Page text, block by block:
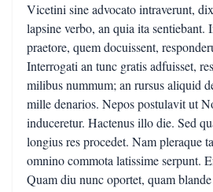
Vicetini sine advocato intraverunt,
lapsine verbo, an quia ita sentiebant.
praetore, quem docuissent,
Interrogati an tunc gratis adfuisset,
milibus nummum; an rursus aliquid
mille denarios. Nepos postulavit ut
induceretur. Hactenus illo die. Sed
longius res procedet. Nam pleraque
omnino commota latissime serpunt.
Quam diu nunc oportet, quam